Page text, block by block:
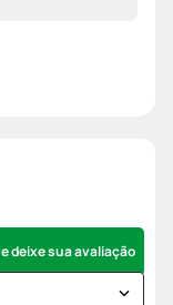
deixe sua avaliação